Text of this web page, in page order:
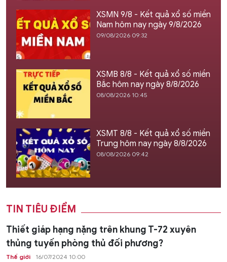
XSMN 9/8 - Kết quả xổ số miền
Nam hôm nay ngày 9/8/2026
09/08/2026 09:32
XSMB 8/8 - Kết quả xổ số miền
Bắc hôm nay ngày 8/8/2026
08/08/2026 10:45
XSMT 8/8 - Kết quả xổ số miền
Trung hôm nay ngày 8/8/2026
08/08/2026 09:42
TIN TIÊU ĐIỂM
Thiết giáp hạng nặng trên khung T-72 xuyên
thủng tuyến phòng thủ đối phương?
Thế giới 16/07/2024 10:00